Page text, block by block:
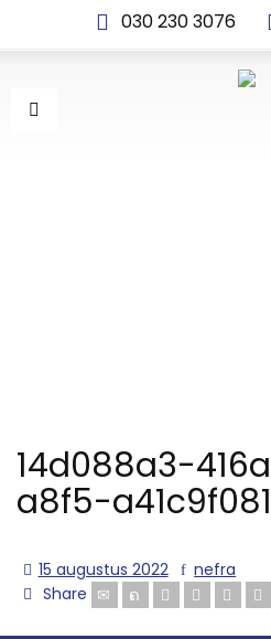
030 230 3076
14d088a3-
a8f5-
15 augustus 2022
nefra
Share